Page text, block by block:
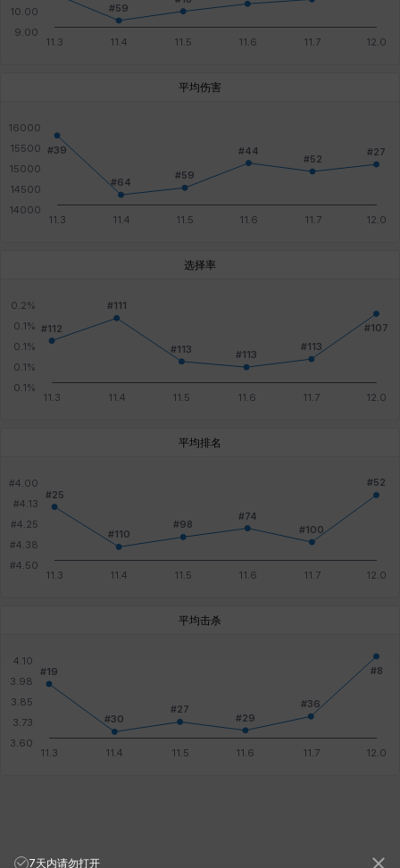
平均伤害
选择率
平均排名
平均击杀
7天内请勿打开